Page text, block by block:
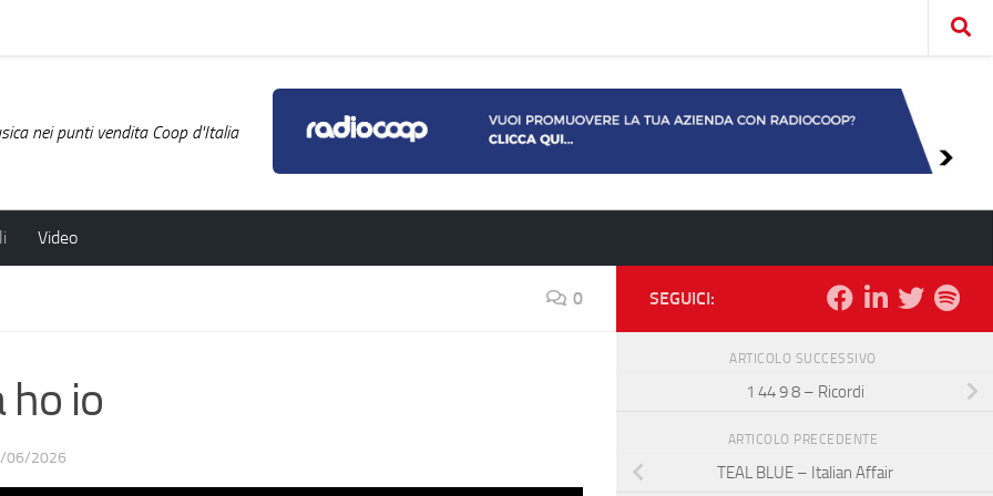
nei punti vendita Coop d'Italia
Video
0
ho io
06/2026
SEGUICI:
ARTICOLO SUCCESSIVO
1 44 9 8 – Ricordi
ARTICOLO PRECEDENTE
TEAL BLUE – Italian Affair